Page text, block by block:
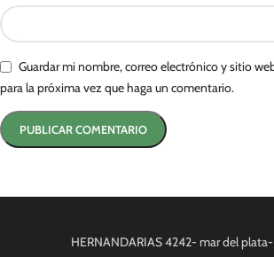
Guardar mi nombre, correo electrónico y sitio
para la próxima vez que haga un comentario.
HERNANDARIAS 4242- mar del